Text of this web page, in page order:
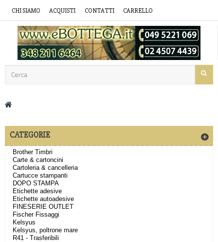
CHI SIAMO ACQUISTI CONTATTI CARRELLO
CATEGORIE
Brother Timbri
Carte & cartoncini
Cartoleria & cancelleria
Cartucce stampanti
DOPO STAMPA
Etichette adesive
Etichette autoadesive
FINESERIE OUTLET
Fischer Fissaggi
Kelsyus
Kelsyus, poltrone mare
R41 - Trasferibili